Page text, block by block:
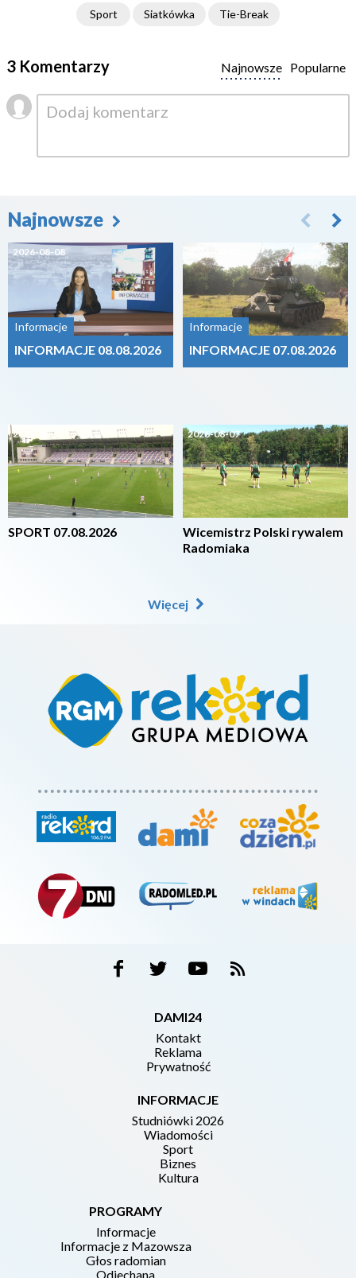
Sport Siatkówka Tie-Break
3 Komentarzy Popularne
Najnowsze
Najnowsze
2026-08-08
Informacje
INFORMACJE 08.08.2026
2026-08-07
SPORT 07.08.2026
Informacje
INFORMACJE 07.08.2026
2026-08-07
Wicemistrz Polski rywalem
Radomiaka
Więcej
DAMI24
Kontakt
Reklama
Prywatność
INFORMACJE
Studniówki 2026
Wiadomości
Sport
Biznes
Kultura
PROGRAMY
Informacje
Informacje z Mazowsza
Głos radomian
Odjechana